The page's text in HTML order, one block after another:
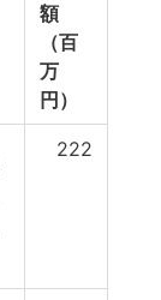
額
（百
万
円）
222